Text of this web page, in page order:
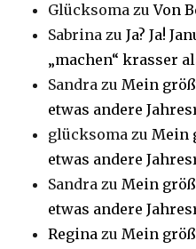
Glücksoma zuVon
Sabrina zuJa? Ja!
„machen“ krasser
Sandra zuMein
etwas andere
glücksoma zuMein
etwas andere
Sandra zuMein
etwas andere
Regina zuMein